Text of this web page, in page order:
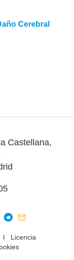
Cerebral
Castellana,
Licencia